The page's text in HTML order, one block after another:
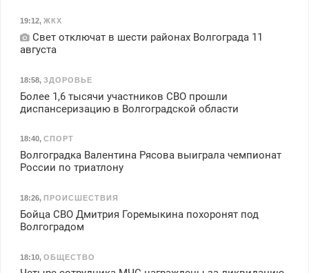
19:12, ЖКХ
Свет отключат в шести районах Волгограда 11
августа
18:58, ЗДОРОВЬЕ
Более 1,6 тысячи участников СВО прошли
диспансеризацию в Волгоградской области
18:40, СПОРТ
Волгоградка Валентина Рясова выиграла чемпионат
России по триатлону
18:26, ПРОИСШЕСТВИЯ
Бойца СВО Дмитрия Горемыкина похоронят под
Волгоградом
18:10, ОБЩЕСТВО